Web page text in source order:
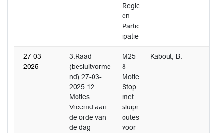
Regie
en
Partic
ipatie
27-03-
2025
3.Raad
(besluitvorme
nd) 27-03-
2025 12.
Moties
Vreemd aan
de orde van
de dag
M25-
8
Motie
Stop
met
sluipr
outes
voor
Kabout, B.